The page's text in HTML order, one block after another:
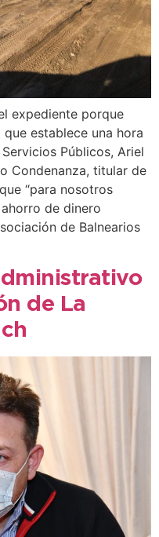
expediente porque
establece una hora
Públicos, Ariel
Condenanza, titular de
“para nosotros
de dinero
de Balnearios
de La